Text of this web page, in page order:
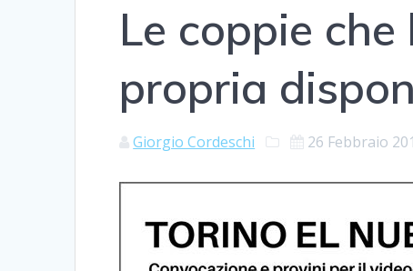
Le coppie
propria
Giorgio Cordeschi 26 Febbraio